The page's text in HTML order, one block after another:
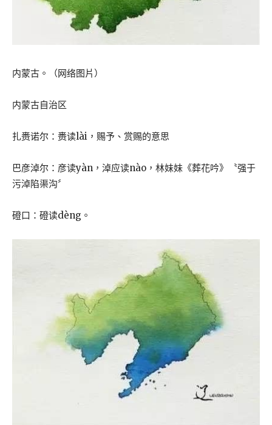
内蒙古。（网络图片）
内蒙古自治区
扎赉诺尔：赉读lài，赐予、赏赐的意思
巴彦淖尔：彦读yàn，淖应读nào，林妹妹《葬花吟》〝强于
污淖陷渠沟〞
磴口：磴读dèng。